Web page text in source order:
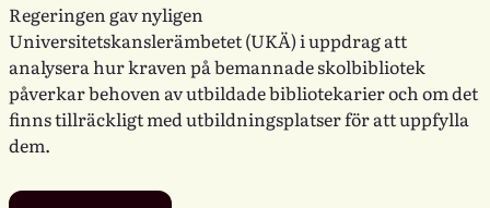
Regeringen gav nyligen
Universitetskanslerämbetet (UKÄ) i uppdrag att
analysera hur kraven på bemannade skolbibliotek
påverkar behoven av utbildade bibliotekarier och om det
finns tillräckligt med utbildningsplatser för att uppfylla
dem.